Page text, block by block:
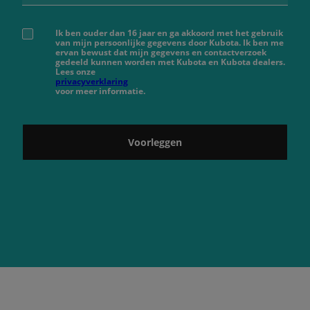
Ik ben ouder dan 16 jaar en ga akkoord met het gebruik
van mijn persoonlijke gegevens door Kubota. Ik ben me
ervan bewust dat mijn gegevens en contactverzoek
gedeeld kunnen worden met Kubota en Kubota dealers.
Lees onze
privacyverklaring
voor meer informatie.
Voorleggen